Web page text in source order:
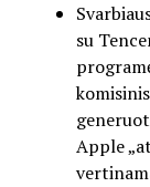
su
Apple